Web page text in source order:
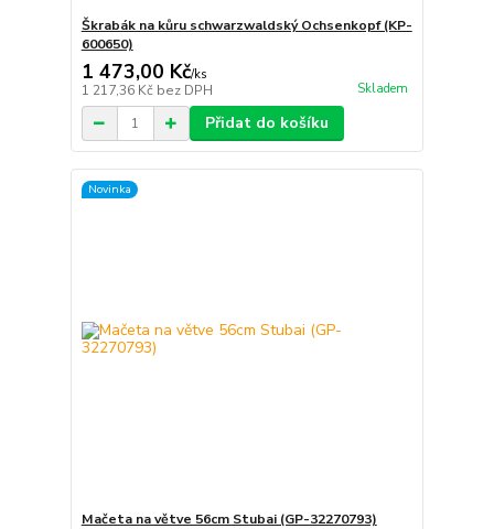
Škrabák na kůru schwarzwaldský Ochsenkopf (KP-
600650)
1 473,00 Kč/ks
1 217,36 Kč bez DPH Skladem
Přidat do košíku
Novinka
Mačeta na větve 56cm Stubai (GP-32270793)